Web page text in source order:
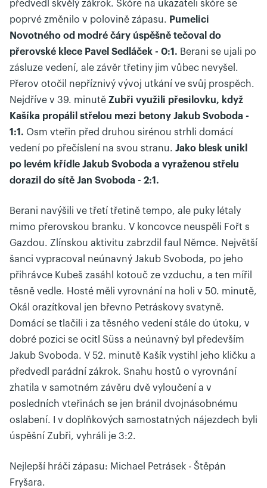
předvedl skvělý zákrok. Skóre na ukazateli skóre se
poprvé změnilo v polovině zápasu. Pumelici
Novotného od modré čáry úspěšně tečoval do
přerovské klece Pavel Sedláček - 0:1. Berani se ujali po
zásluze vedení, ale závěr třetiny jim vůbec nevyšel.
Přerov otočil nepříznivý vývoj utkání ve svůj prospěch.
Nejdříve v 39. minutě Zubři využili přesilovku, když
Kašíka propálil střelou mezi betony Jakub Svoboda -
1:1. Osm vteřin před druhou sirénou strhli domácí
vedení po přečíslení na svou stranu. Jako blesk unikl
po levém křídle Jakub Svoboda a vyraženou střelu
dorazil do sítě Jan Svoboda - 2:1.
Berani navýšili ve třetí třetině tempo, ale puky létaly
mimo přerovskou branku. V koncovce neuspěli Fořt s
Gazdou. Zlínskou aktivitu zabrzdil faul Němce. Největší
šanci vypracoval neúnavný Jakub Svoboda, po jeho
přihrávce Kubeš zasáhl kotouč ze vzduchu, a ten mířil
těsně vedle. Hosté měli vyrovnání na holi v 50. minutě,
Okál orazítkoval jen břevno Petráskovy svatyně.
Domácí se tlačili i za těsného vedení stále do útoku, v
dobré pozici se ocitl Süss a neúnavný byl především
Jakub Svoboda. V 52. minutě Kašík vystihl jeho kličku a
předvedl parádní zákrok. Snahu hostů o vyrovnání
zhatila v samotném závěru dvě vyloučení a v
posledních vteřinách se jen bránil dvojnásobnému
oslabení. I v doplňkových samostatných nájezdech byli
úspěšní Zubři, vyhráli je 3:2.
Nejlepší hráči zápasu: Michael Petrásek - Štěpán
Fryšara.